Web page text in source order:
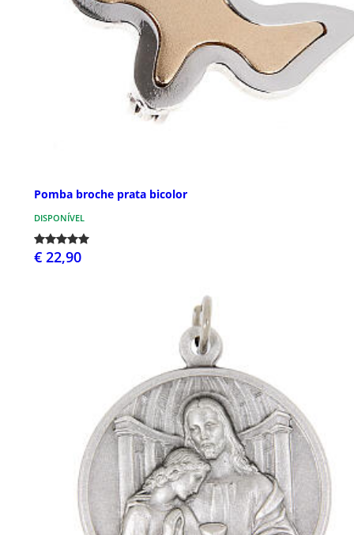
Pomba broche prata bicolor
DISPONÍVEL
€ 22,90